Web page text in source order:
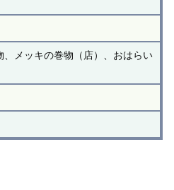
メッキの巻物（店）、おはらい